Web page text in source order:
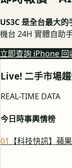
US3C 是全台最大的
機台 24H 實體自助
立即查詢 iPhone 回
Live! 二手市場
REAL-TIME DATA
今日時事輿情榜
01 【科技快訊】蘋